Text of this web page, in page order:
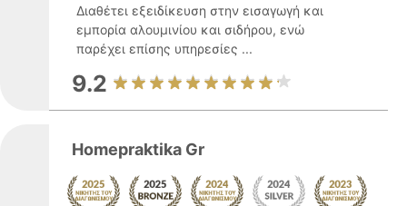
Διαθέτει εξειδίκευση στην εισαγωγή και
εμπορία αλουμινίου και σιδήρου, ενώ
παρέχει επίσης υπηρεσίες ...
9.2
Homepraktika Gr